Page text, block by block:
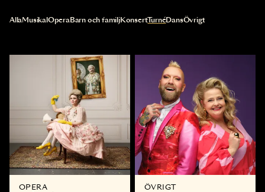
Val av kategori uppdaterar innehållet automatiskt
AllaMusikal OperaBarn och familjKonsertTurnéDansÖvrigt
OPERA ÖVRIGT